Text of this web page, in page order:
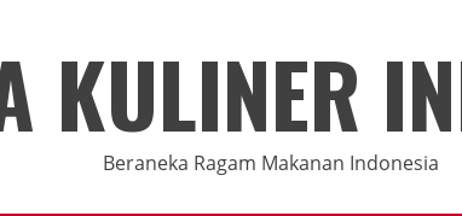
KULINER
Beraneka Ragam Makanan Indonesia